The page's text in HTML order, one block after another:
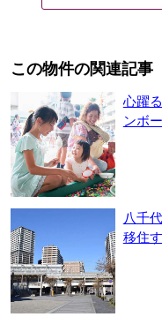
この物件の関連記事
心躍
ンボ
八千
移住